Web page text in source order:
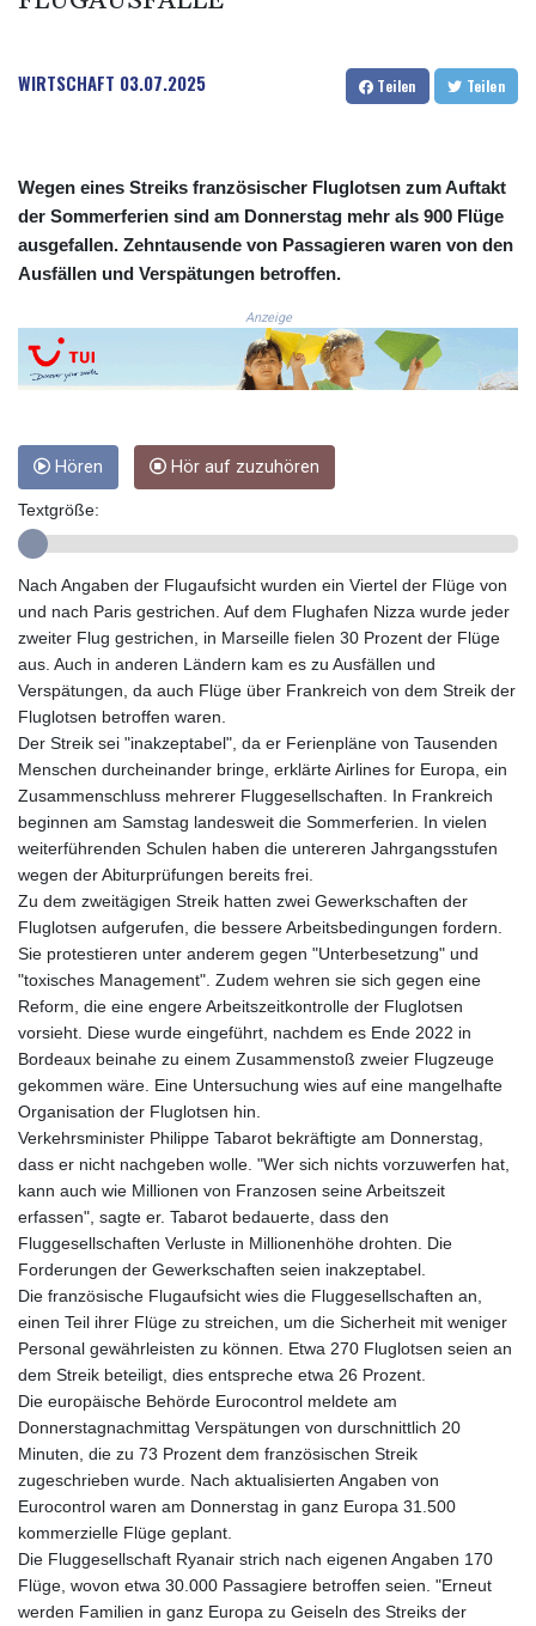
CRC 525.515435
CUC 1.156149
CZK 24.266354
DJF 205.471255
DKK 7.476127
DOP 67.346134
DZD 153.688915
EGP 57.556612
ERN 17.342235
ETB 186.583498
FJD 2.553413
GBP 0.856793
GEL 3.023376
GGP 0.859298
10145.207892
HRK 7.533703
HUF 363.337748
INR 110.065674
IQD
JEP 0.859298
JOD 0.819755
KMF 492.519879
KZT 541.790653
26108.739178
LBP
LKR 387.749774
LRD 209.899292
WIRTSCHAFT 03.07.2025 Teilen Teilen
Wegen eines Streiks französischer Fluglotsen zum Auftakt
der Sommerferien sind am Donnerstag mehr als 900 Flüge
ausgefallen. Zehntausende von Passagieren waren von den
Ausfällen und Verspätungen betroffen.
Anzeige
Hören Hör auf zuzuhören
Textgröße:
Nach Angaben der Flugaufsicht wurden ein Viertel der Flüge von
und nach Paris gestrichen. Auf dem Flughafen Nizza wurde jeder
zweiter Flug gestrichen, in Marseille fielen 30 Prozent der Flüge
aus. Auch in anderen Ländern kam es zu Ausfällen und
Verspätungen, da auch Flüge über Frankreich von dem Streik der
Fluglotsen betroffen waren.
Der Streik sei "inakzeptabel", da er Ferienpläne von Tausenden
Menschen durcheinander bringe, erklärte Airlines for Europa, ein
Zusammenschluss mehrerer Fluggesellschaften. In Frankreich
beginnen am Samstag landesweit die Sommerferien. In vielen
weiterführenden Schulen haben die untereren Jahrgangsstufen
wegen der Abiturprüfungen bereits frei.
Zu dem zweitägigen Streik hatten zwei Gewerkschaften der
Fluglotsen aufgerufen, die bessere Arbeitsbedingungen fordern.
Sie protestieren unter anderem gegen "Unterbesetzung" und
"toxisches Management". Zudem wehren sie sich gegen eine
Reform, die eine engere Arbeitszeitkontrolle der Fluglotsen
vorsieht. Diese wurde eingeführt, nachdem es Ende 2022 in
Bordeaux beinahe zu einem Zusammenstoß zweier Flugzeuge
gekommen wäre. Eine Untersuchung wies auf eine mangelhafte
Organisation der Fluglotsen hin.
Verkehrsminister Philippe Tabarot bekräftigte am Donnerstag,
dass er nicht nachgeben wolle. "Wer sich nichts vorzuwerfen hat,
kann auch wie Millionen von Franzosen seine Arbeitszeit
erfassen", sagte er. Tabarot bedauerte, dass den
Fluggesellschaften Verluste in Millionenhöhe drohten. Die
Forderungen der Gewerkschaften seien inakzeptabel.
Die französische Flugaufsicht wies die Fluggesellschaften an,
einen Teil ihrer Flüge zu streichen, um die Sicherheit mit weniger
Personal gewährleisten zu können. Etwa 270 Fluglotsen seien an
dem Streik beteiligt, dies entspreche etwa 26 Prozent.
Die europäische Behörde Eurocontrol meldete am
Donnerstagnachmittag Verspätungen von durschnittlich 20
Minuten, die zu 73 Prozent dem französischen Streik
zugeschrieben wurde. Nach aktualisierten Angaben von
Eurocontrol waren am Donnerstag in ganz Europa 31.500
kommerzielle Flüge geplant.
Die Fluggesellschaft Ryanair strich nach eigenen Angaben 170
Flüge, wovon etwa 30.000 Passagiere betroffen seien. "Erneut
werden Familien in ganz Europa zu Geiseln des Streiks der